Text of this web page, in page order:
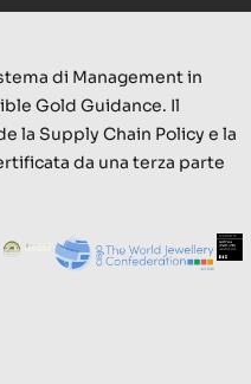
di Management in
Gold Guidance. Il
la Supply Chain Policy e la
da una terza parte